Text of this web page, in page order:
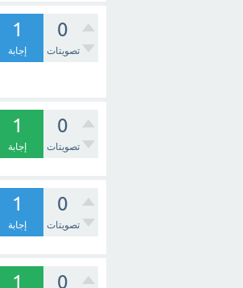
0
تصويتات
1
إجابة
0
تصويتات
1
إجابة
0
تصويتات
1
إجابة
0
1